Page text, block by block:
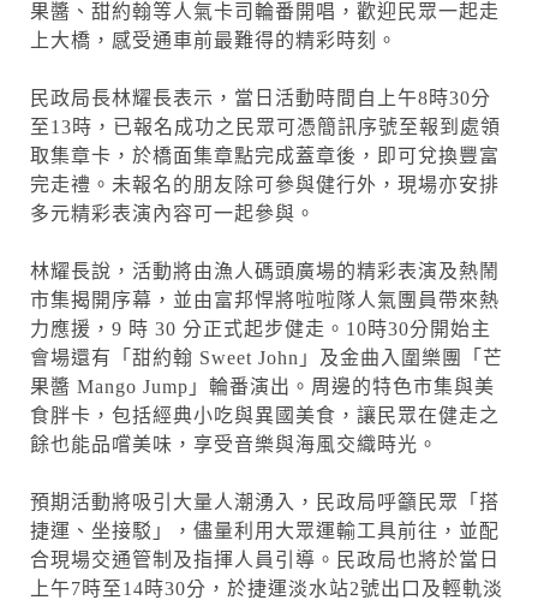
果醬、甜約翰等人氣卡司輪番開唱，歡迎民眾一起走
上大橋，感受通車前最難得的精彩時刻。
民政局長林耀長表示，當日活動時間自上午8時30分
至13時，已報名成功之民眾可憑簡訊序號至報到處領
取集章卡，於橋面集章點完成蓋章後，即可兌換豐富
完走禮。未報名的朋友除可參與健行外，現場亦安排
多元精彩表演內容可一起參與。
林耀長說，活動將由漁人碼頭廣場的精彩表演及熱鬧
市集揭開序幕，並由富邦悍將啦啦隊人氣團員帶來熱
力應援，9 時 30 分正式起步健走。10時30分開始主
會場還有「甜約翰 Sweet John」及金曲入圍樂團「芒
果醬 Mango Jump」輪番演出。周邊的特色市集與美
食胖卡，包括經典小吃與異國美食，讓民眾在健走之
餘也能品嚐美味，享受音樂與海風交織時光。
預期活動將吸引大量人潮湧入，民政局呼籲民眾「搭
捷運、坐接駁」，儘量利用大眾運輸工具前往，並配
合現場交通管制及指揮人員引導。民政局也將於當日
上午7時至14時30分，於捷運淡水站2號出口及輕軌淡